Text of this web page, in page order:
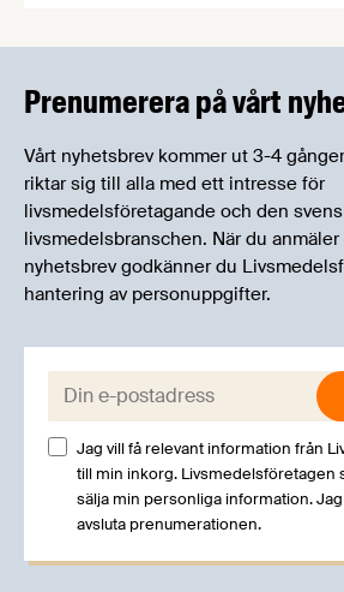
Prenumerera på vårt
Vårt nyhetsbrev kommer ut 3-4
riktar sig till alla med ett intresse för
livsmedelsföretagande och den
livsmedelsbranschen. När du
nyhetsbrev godkänner du
hantering av personuppgifter.
E-post:
Jag vill få relevant information från
till min inkorg. Livsmedelsföretagen
sälja min personliga information.
avsluta prenumerationen.